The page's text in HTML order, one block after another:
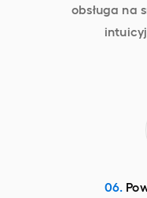
obsługa na
06.